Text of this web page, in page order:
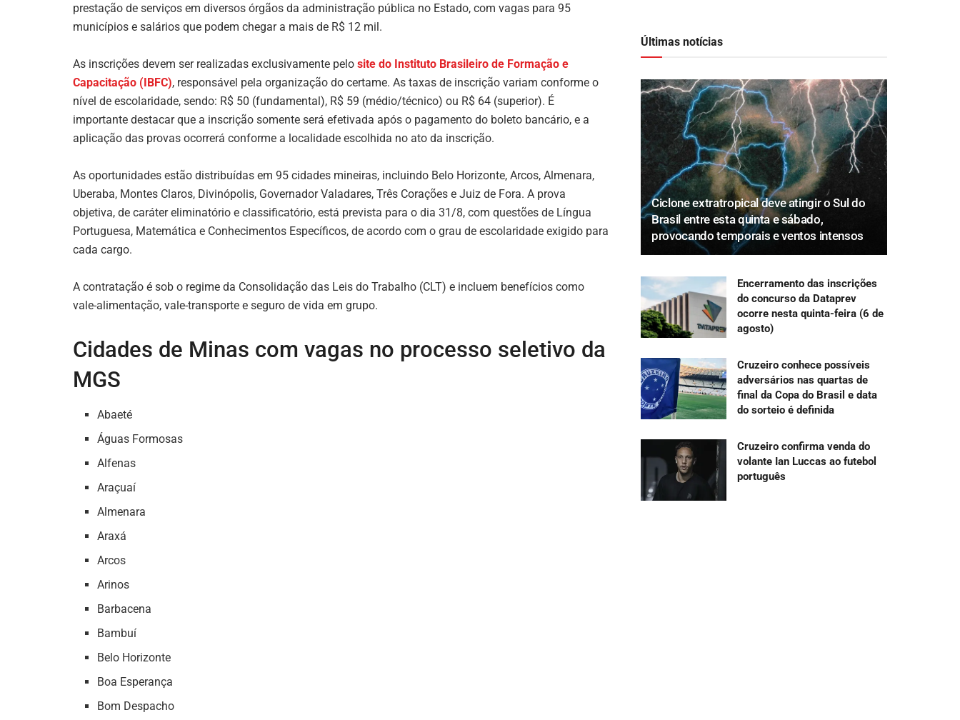
prestação de serviços em diversos órgãos da administração pública no Estado, com vagas para 95
municípios e salários que podem chegar a mais de R$ 12 mil.
As inscrições devem ser realizadas exclusivamente pelo site do Instituto Brasileiro de Formação e
Capacitação (IBFC), responsável pela organização do certame. As taxas de inscrição variam conforme o
nível de escolaridade, sendo: R$ 50 (fundamental), R$ 59 (médio/técnico) ou R$ 64 (superior). É
importante destacar que a inscrição somente será efetivada após o pagamento do boleto bancário, e a
aplicação das provas ocorrerá conforme a localidade escolhida no ato da inscrição.
As oportunidades estão distribuídas em 95 cidades mineiras, incluindo Belo Horizonte, Arcos, Almenara,
Uberaba, Montes Claros, Divinópolis, Governador Valadares, Três Corações e Juiz de Fora. A prova
objetiva, de caráter eliminatório e classificatório, está prevista para o dia 31/8, com questões de Língua
Portuguesa, Matemática e Conhecimentos Específicos, de acordo com o grau de escolaridade exigido para
cada cargo.
A contratação é sob o regime da Consolidação das Leis do Trabalho (CLT) e incluem benefícios como
vale-alimentação, vale-transporte e seguro de vida em grupo.
Cidades de Minas com vagas no processo seletivo da
MGS
Abaeté
Águas Formosas
Alfenas
Araçuaí
Almenara
Araxá
Arcos
Arinos
Barbacena
Bambuí
Belo Horizonte
Boa Esperança
Bom Despacho
Últimas notícias
Ciclone extratropical deve atingir o Sul do
Brasil entre esta quinta e sábado,
provocando temporais e ventos intensos
Encerramento das inscrições
do concurso da Dataprev
ocorre nesta quinta-feira (6 de
agosto)
Cruzeiro conhece possíveis
adversários nas quartas de
final da Copa do Brasil e data
do sorteio é definida
Cruzeiro confirma venda do
volante Ian Luccas ao futebol
português